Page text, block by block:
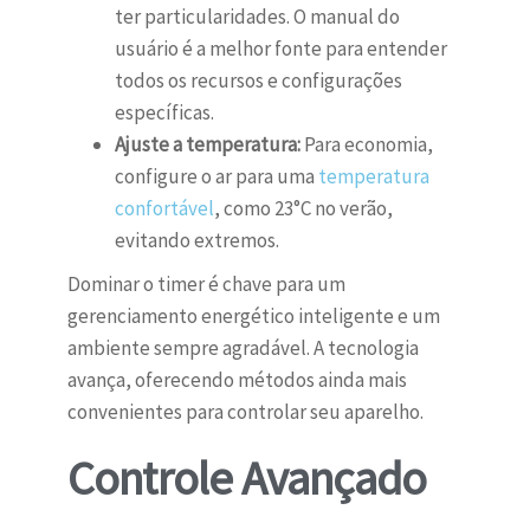
ter particularidades. O manual do
usuário é a melhor fonte para entender
todos os recursos e configurações
específicas.
Ajuste a temperatura:Para economia,
configure o ar para uma temperatura
confortável, como 23°C no verão,
evitando extremos.
Dominar o timer é chave para um
gerenciamento energético inteligente e um
ambiente sempre agradável. A tecnologia
avança, oferecendo métodos ainda mais
convenientes para controlar seu aparelho.
Controle Avançado